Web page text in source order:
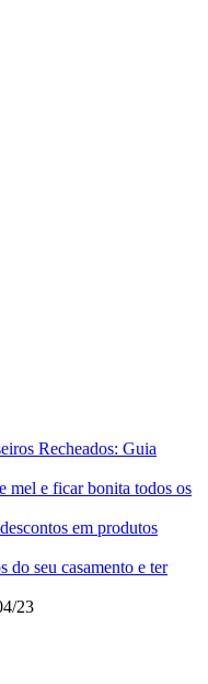
Recheados: Guia
mel e ficar bonita todos os
em produtos
do seu casamento e ter
23